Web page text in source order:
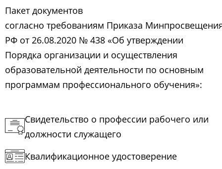
Пакет документов
согласно требованиям Приказа
РФ от 26.08.2020 № 438 «Об утверждении
Порядка организации и осуществления
образовательной деятельности по основным
программам профессионального обучения»:
Свидетельство о профессии рабочего или
должности служащего
Квалификационное удостоверение